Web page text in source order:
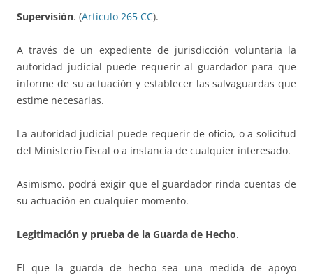
Supervisión. (Artículo 265 CC).
A través de un expediente de jurisdicción voluntaria la
autoridad judicial puede requerir al guardador para que
informe de su actuación y establecer las salvaguardas que
estime necesarias.
La autoridad judicial puede requerir de oficio, o a solicitud
del Ministerio Fiscal o a instancia de cualquier interesado.
Asimismo, podrá exigir que el guardador rinda cuentas de
su actuación en cualquier momento.
Legitimación y prueba de la Guarda de Hecho.
El que la guarda de hecho sea una medida de apoyo